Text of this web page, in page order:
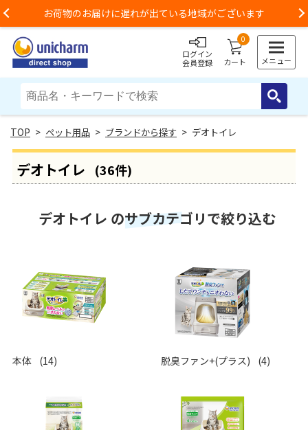
Previousお荷物のお届けに遅れが出ている地域がございます
ログイン
会員登録
0
カート メニュー
> ペット用品 > ブランドから探す > デオトイレ
デオトイレ (36件)
デオトイレ のサブカテゴリで絞り込む
本体 (14) 脱臭ファン+(プラス) (4)